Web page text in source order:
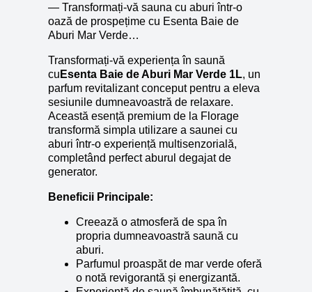
— Transformați-vă sauna cu aburi într-o
oază de prospețime cu Esenta Baie de
Aburi Mar Verde…
Transformați-vă experiența în saună
cu Esenta Baie de Aburi Mar Verde 1L, un
parfum revitalizant conceput pentru a eleva
sesiunile dumneavoastră de relaxare.
Această esență premium de la Florage
transformă simpla utilizare a saunei cu
aburi într-o experiență multisenzorială,
completând perfect aburul degajat de
generator.
Beneficii Principale:
Creează o atmosferă de spa în
propria dumneavoastră saună cu
aburi.
Parfumul proaspăt de mar verde oferă
o notă revigorantă și energizantă.